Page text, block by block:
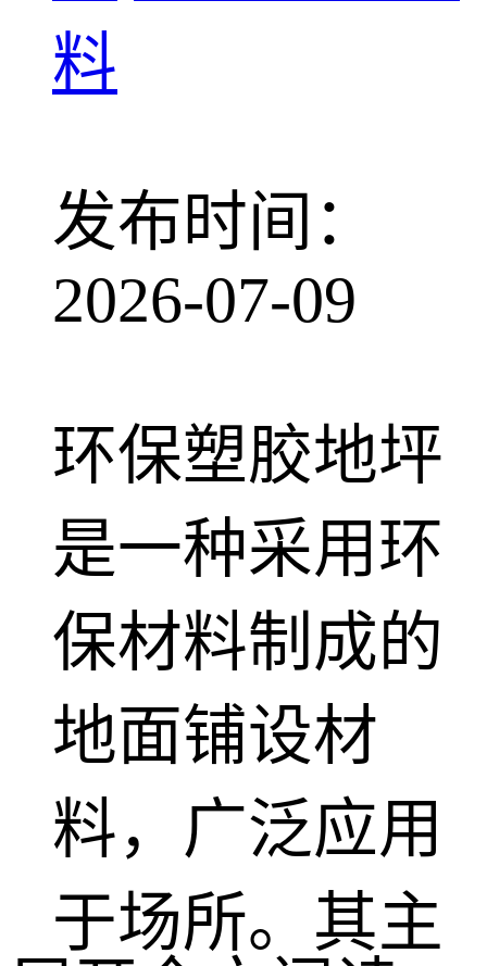
料
发布时间：
2026-07-09
环保塑胶地坪
是一种采用环
保材料制成的
地面铺设材
料，广泛应用
于场所。其主